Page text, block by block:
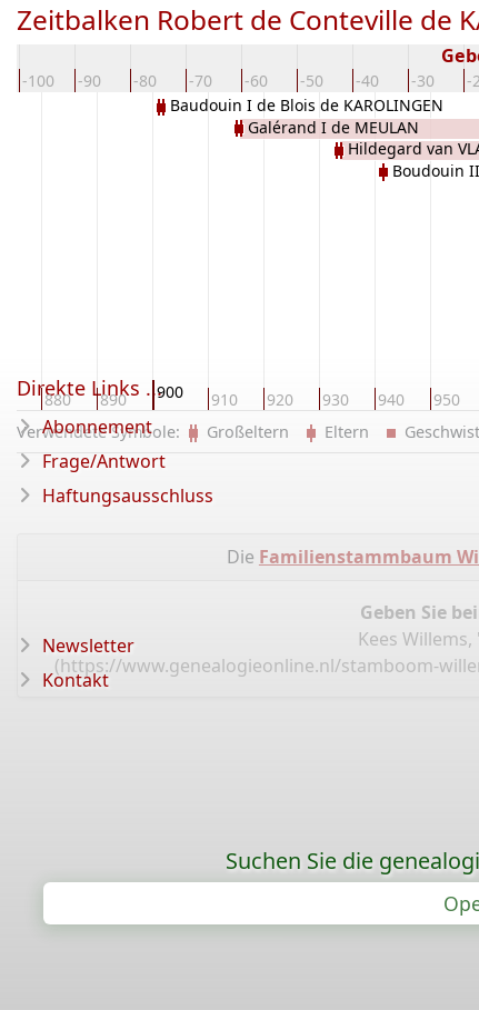
Zeitbalken Robert de Conteville de
-100 -90 -80 -70 -60 -50 -40 -30 -
880 890 900 910 920 930 940 950
Baudouin I de Blois de KAROLINGEN
Galérand I de MEULAN
Hildegard van
Boudouin
Verwendete Symbole: Großeltern Eltern
Die Familienstammbaum
Geben Sie
Kees
(https://www.genealogieonline.nl/stamboom-
Direkte Links ...
Abonnement
Frage/Antwort
Haftungsausschluss
Newsletter
Kontakt
Suchen Sie die